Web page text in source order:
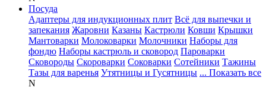
Посуда
Адаптеры для индукционных плит Всё для выпечки и
запекания Жаровни Казаны Кастрюли Ковши Крышки
Мантоварки Молоковарки Молочники Наборы для
фондю Наборы кастрюль и сковород Пароварки
Сковороды Скороварки Соковарки Сотейники Тажины
Тазы для варенья Утятницы и Гусятницы ... Показать все
N